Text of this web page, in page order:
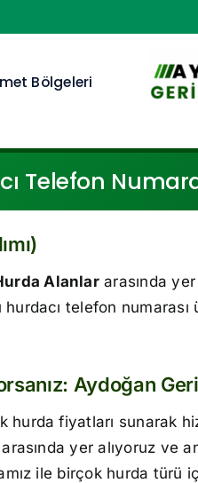
Bölgeleri
Telefon
Alanlararasında
hurdacı telefon
Aydoğan
hurda fiyatları sunarak
yer alıyoruz ve
ile birçok hurda türü